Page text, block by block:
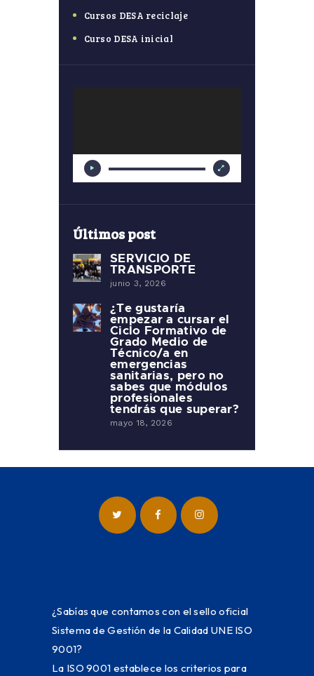
Cursos DESA reciclaje
Curso DESA inicial
Últimos post
SERVICIO DE
TRANSPORTE
junio 3, 2026
¿Te gustaría
empezar a cursar el
Ciclo Formativo de
Grado Medio de
Técnico/a en
emergencias
sanitarias, pero no
sabes que módulos
profesionales
tendrás que superar?
mayo 18, 2026
¿Sabías que contamos con el sello oficial
Sistema de Gestión de la Calidad UNE ISO
9001?
La ISO 9001 establece los criterios para